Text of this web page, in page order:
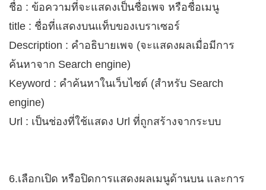
ชื่อ : ข้อความที่จะแสดงเป็นชื่อเพจ หรือชื่อเมนู
title : ชื่อที่แสดงบนแท็บของเบราเซอร์
Description : คำอธิบายเพจ (จะแสดงผลเมื่อมีการ
ค้นหาจาก Search engine)
Keyword : คำค้นหาในเว็บไซต์ (สำหรับ Search
engine)
Url : เป็นช่องที่ใช้แสดง Url ที่ถูกสร้างจากระบบ
6.เลือกเปิด หรือปิดการแสดงผลเมนูด้านบน และการ